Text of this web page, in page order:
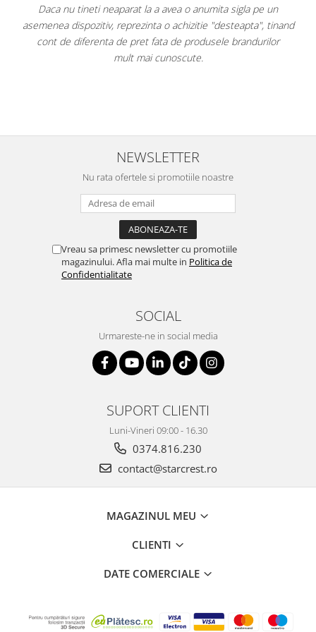
sigla pe un
"desteapta", tinand
brandurilor
Faptul că grătarul metalic se poate poziționa
este, după părerea mea, un avantaj. Apa
pe ușă. Am atașat fotografii.
Per total cred că este un "best buy" la
NEWSLETTER
Nu rata ofertele si promotiile noastre
Vreau sa primesc newsletter cu promotiile
magazinului. Afla mai multe in Politica de
Confidentialitate
SOCIAL
Urmareste-ne in social media
SUPORT CLIENTI
Luni-Vineri 09:00 - 16.30
0374.816.230
contact@starcrest.ro
MAGAZINUL MEU
CLIENTI
DATE COMERCIALE